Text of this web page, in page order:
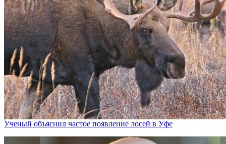
Ученый объяснил частое появление лосей в Уфе